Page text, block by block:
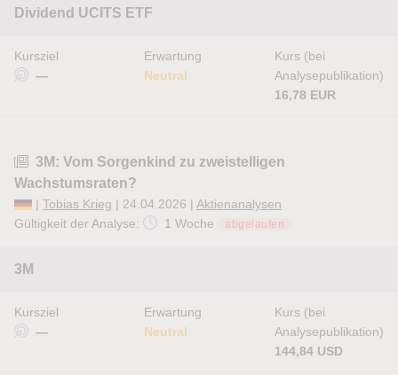
Dividend UCITS ETF
Kursziel
—
Erwartung
Neutral
Kurs (bei
Analysepublikation)
16,78 EUR
3M: Vom Sorgenkind zu zweistelligen
Wachstumsraten?
| Tobias Krieg | 24.04.2026 | Aktienanalysen
Gültigkeit der Analyse:
1 Woche abgelaufen
3M
Kursziel
—
Erwartung
Neutral
Kurs (bei
Analysepublikation)
144,84 USD